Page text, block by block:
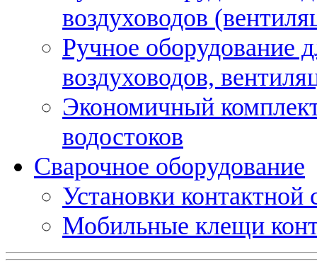
воздуховодов
Ручное оборудование
воздуховодов,
Экономичный
водостоков
Сварочное оборудование
Установки
Мобильные клещи